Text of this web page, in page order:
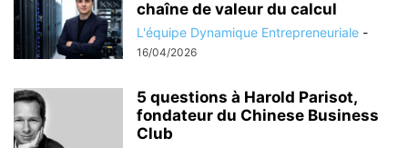
chaîne de valeur du calcul
L'équipe Dynamique Entrepreneuriale -
16/04/2026
5 questions à Harold Parisot,
fondateur du Chinese Business
Club